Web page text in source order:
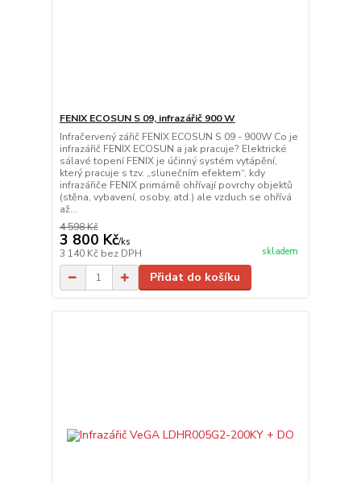
FENIX ECOSUN S 09, infrazářič 900 W
Infračervený zářič FENIX ECOSUN S 09 - 900W Co je
infrazářič FENIX ECOSUN a jak pracuje? Elektrické
sálavé topení FENIX je účinný systém vytápění,
který pracuje s tzv. „slunečním efektem“, kdy
infrazářiče FENIX primárně ohřívají povrchy objektů
(stěna, vybavení, osoby, atd.) ale vzduch se ohřívá
až...
4 598 Kč
3 800 Kč/ks
3 140 Kč bez DPH skladem
Přidat do košíku